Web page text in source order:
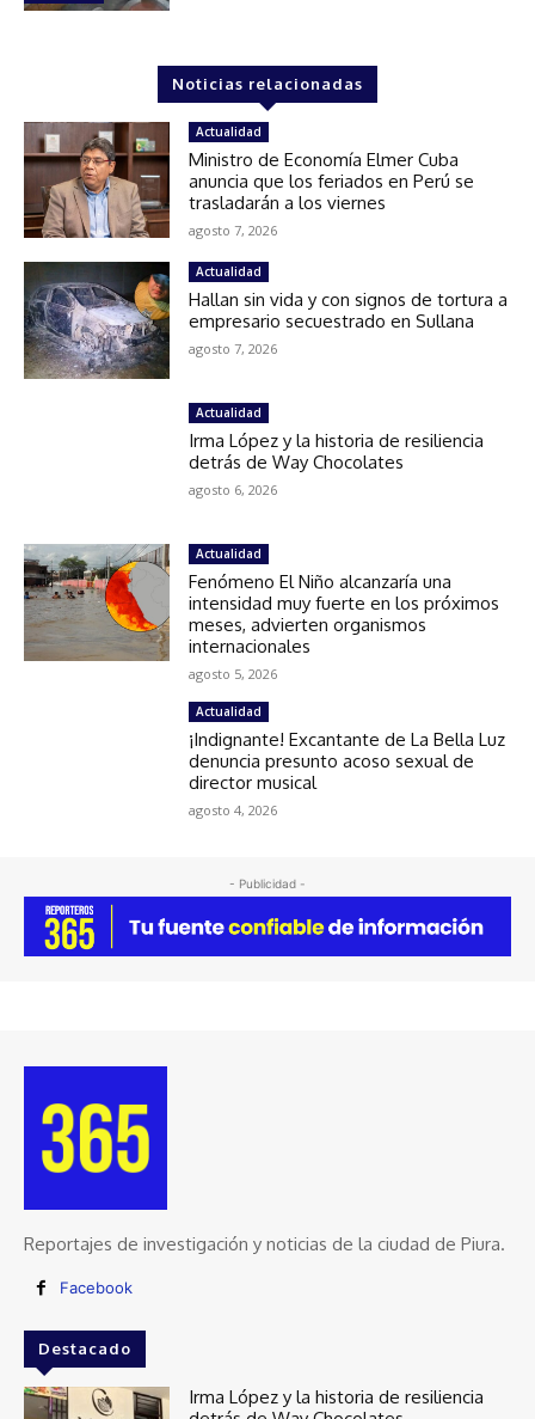
Noticias relacionadas
Actualidad
Ministro de Economía Elmer Cuba
anuncia que los feriados en Perú se
trasladarán a los viernes
agosto 7, 2026
Actualidad
Hallan sin vida y con signos de tortura a
empresario secuestrado en Sullana
agosto 7, 2026
Actualidad
Irma López y la historia de resiliencia
detrás de Way Chocolates
agosto 6, 2026
Actualidad
Fenómeno El Niño alcanzaría una
intensidad muy fuerte en los próximos
meses, advierten organismos
internacionales
agosto 5, 2026
Actualidad
¡Indignante! Excantante de La Bella Luz
denuncia presunto acoso sexual de
director musical
agosto 4, 2026
- Publicidad -
Reportajes de investigación y noticias de la ciudad de Piura.
Facebook
Destacado
Irma López y la historia de resiliencia